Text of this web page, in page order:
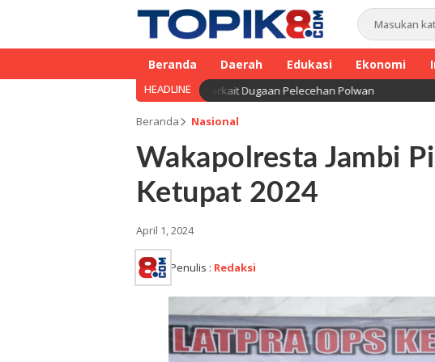
Beranda Daerah Edukasi Ekonomi
HEADLINE
Gelar Sidang Etik AKBP F terkait Dugaan Pelecehan Polwan
Beranda Nasional
Wakapolresta Jambi
Ketupat 2024
April 1, 2024
Penulis : Redaksi